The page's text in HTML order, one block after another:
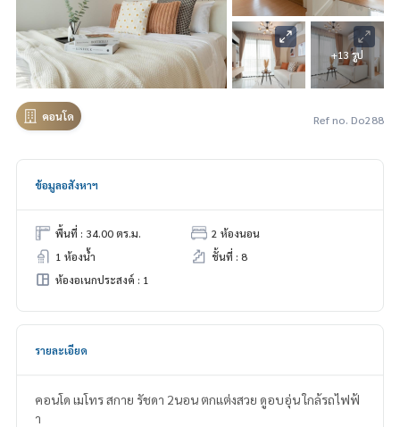
+13 รูป
คอนโด Ref no. Do288
ข้อมูลอสังหาฯ
พื้นที่ : 34.00 ตร.ม.
2 ห้องนอน
1 ห้องน้ำ
ชั้นที่ : 8
ห้องอเนกประสงค์ : 1
รายละเอียด
คอนโด เมโทร สกาย รัชดา 2นอน ตกแต่งสวย ดูอบอุ่น ใกล้รถไฟฟ้
า